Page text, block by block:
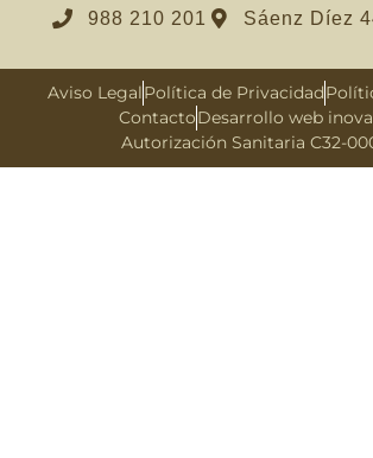
988 210 201 Sáenz Díez
Aviso LegalPolítica de Privacidad
ContactoDesarrollo web
Autorización Sanitaria C32-